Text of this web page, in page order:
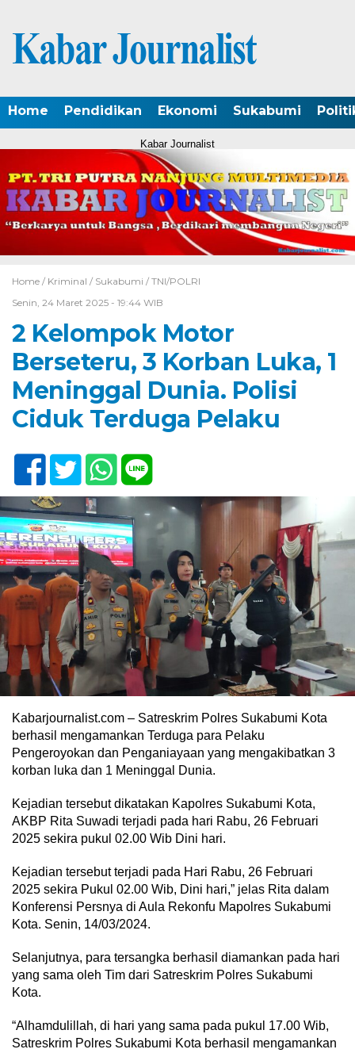
Home Pendidikan Ekonomi Sukabumi
Kabar Journalist
Home / Kriminal / Sukabumi / TNI/POLRI
Senin, 24 Maret 2025 - 19:44 WIB
2 Kelompok Motor
Berseteru, 3 Korban Luka, 1
Meninggal Dunia. Polisi
Ciduk Terduga Pelaku
Kabarjournalist.com – Satreskrim Polres Sukabumi Kota
berhasil mengamankan Terduga para Pelaku
Pengeroyokan dan Penganiayaan yang mengakibatkan 3
korban luka dan 1 Meninggal Dunia.
Kejadian tersebut dikatakan Kapolres Sukabumi Kota,
AKBP Rita Suwadi terjadi pada hari Rabu, 26 Februari
2025 sekira pukul 02.00 Wib Dini hari.
Kejadian tersebut terjadi pada Hari Rabu, 26 Februari
2025 sekira Pukul 02.00 Wib, Dini hari,” jelas Rita dalam
Konferensi Persnya di Aula Rekonfu Mapolres Sukabumi
Kota. Senin, 14/03/2024.
Selanjutnya, para tersangka berhasil diamankan pada hari
yang sama oleh Tim dari Satreskrim Polres Sukabumi
Kota.
“Alhamdulillah, di hari yang sama pada pukul 17.00 Wib,
Satreskrim Polres Sukabumi Kota berhasil mengamankan